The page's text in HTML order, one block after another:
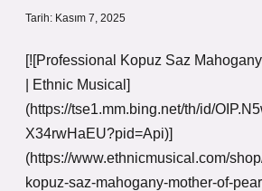
Tarih: Kasım 7, 2025
[![Professional Kopuz Saz
| Ethnic Musical]
(https://tse1.mm.bing.net/th/id/
X34rwHaEU?pid=Api)]
(https://www.ethnicmusical.com/
kopuz-saz-mahogany-mother-of-